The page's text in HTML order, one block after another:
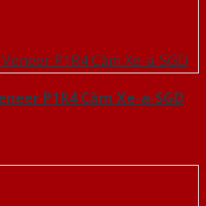
P1R4 Căm Xe-a-SGD